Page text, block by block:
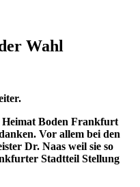
Wahl
Boden Frankfurt
Vor allem bei den
Dr. Naas weil sie so
Stadtteil Stellung